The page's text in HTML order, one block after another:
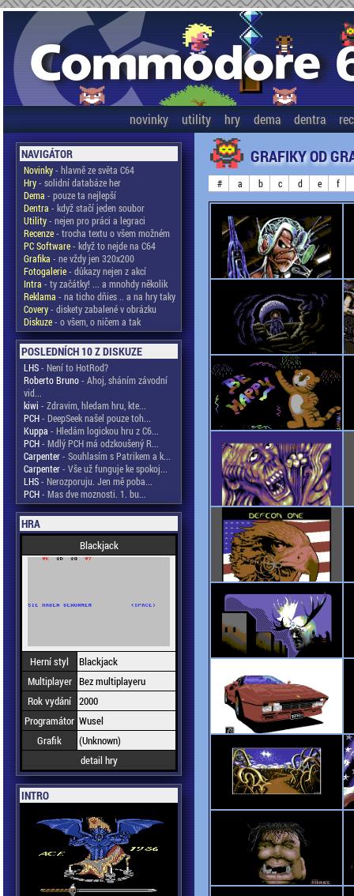
novinky utility hry dema dentra
NAVIGÁTOR
Novinky- hlavně ze světa C64
Hry- solidní databáze her
Dema - pouze ta nejlepší
Dentra - když stačí jeden soubor
Utility- nejen pro práci a legraci
Recenze- trocha textu o všem možném
PC Software- když to nejde na C64
Grafika - ne vždy jen 320x200
Fotogalerie- důkazy nejen z akcí
Intra - ty začátky! ... a mnohdy několik
Reklama - na ticho dňies .. a na hry taky
Covery- diskety zabalené v obrázku
Diskuze- o všem, o ničem a tak
POSLEDNÍCH 10 Z DISKUZE
LHS- Není to HotRod?
Roberto Bruno- Ahoj, sháním závodní
vid...
kiwi - Zdravim, hledam hru, kte...
PCH- DeepSeek našel pouze toh...
Kuppa - Hledám logickou hru z C6...
PCH- Mdlý PCH má odzkoušený R...
Carpenter- Souhlasím s Patrikem a k...
Carpenter- Vše už funguje ke spokoj...
LHS- Nerozporuju. Jen mě poba...
PCH- Mas dve moznosti. 1. bu...
HRA
Blackjack
Herní styl
Blackjack
Multiplayer Bez multiplayeru
Rok vydání 2000
Programátor Wusel
Grafik
(Unknown)
detail hry
INTRO
GRAFIKY OD
# a b c d e f